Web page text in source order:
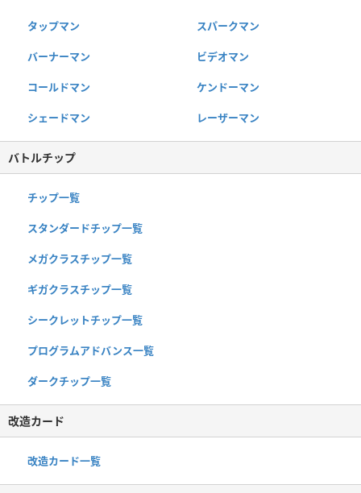
タップマン スパークマン
バーナーマン ビデオマン
コールドマン ケンドーマン
シェードマン レーザーマン
バトルチップ
チップ一覧
スタンダードチップ一覧
メガクラスチップ一覧
ギガクラスチップ一覧
シークレットチップ一覧
プログラムアドバンス一覧
ダークチップ一覧
改造カード
改造カード一覧